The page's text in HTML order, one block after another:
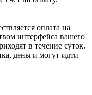
оплата на
интерфейса вашего
в течение суток.
деньги могут идти